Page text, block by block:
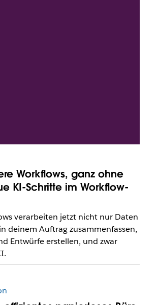
Workflows, ganz ohne
KI-Schritte im Workflow-
verarbeiten jetzt nicht nur Daten
deinem Auftrag zusammenfassen,
Entwürfe erstellen, und zwar